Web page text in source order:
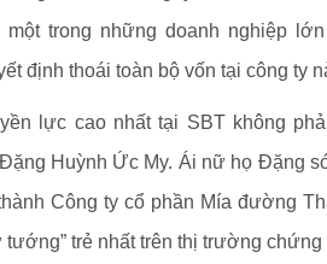
trong những doanh nghiệp
định thoái toàn bộ vốn tại công ty
lực cao nhất tại SBT không
Huỳnh Ức My. Ái nữ họ Đặng
Công ty cổ phần Mía đường
trẻ nhất trên thị trường chứng